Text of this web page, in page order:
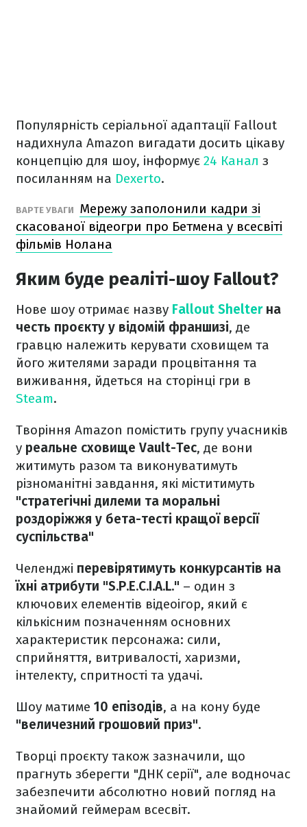
Популярність серіальної адаптації Fallout
надихнула Amazon вигадати досить цікаву
концепцію для шоу, інформує 24 Канал з
посиланням на Dexerto.
ВАРТЕ УВАГИ
Мережу заполонили кадри зі
скасованої відеогри про Бетмена у всесвіті
фільмів Нолана
Яким буде реаліті-шоу Fallout?
Нове шоу отримає назву Fallout Shelterна
честь проєкту у відомій франшизі, де
гравцю належить керувати сховищем та
його жителями заради процвітання та
виживання, йдеться на сторінці гри в
Steam.
Творіння Amazon помістить групу учасників
у реальне сховище Vault-Tec, де вони
житимуть разом та виконуватимуть
різноманітні завдання, які міститимуть
"стратегічні дилеми та моральні
роздоріжжя у бета-тесті кращої версії
суспільства"
Челенджі перевірятимуть конкурсантів на
їхні атрибути "S.P.E.C.I.A.L." – один з
ключових елементів відеоігор, який є
кількісним позначенням основних
характеристик персонажа: сили,
сприйняття, витривалості, харизми,
інтелекту, спритності та удачі.
Шоу матиме 10 епізодів, а на кону буде
"величезний грошовий приз".
Творці проєкту також зазначили, що
прагнуть зберегти "ДНК серії", але водночас
забезпечити абсолютно новий погляд на
знайомий геймерам всесвіт.